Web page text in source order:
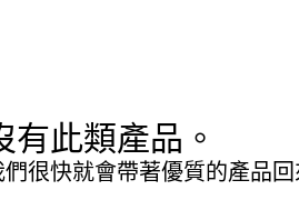
有此類產品。
們很快就會帶著優質的產品